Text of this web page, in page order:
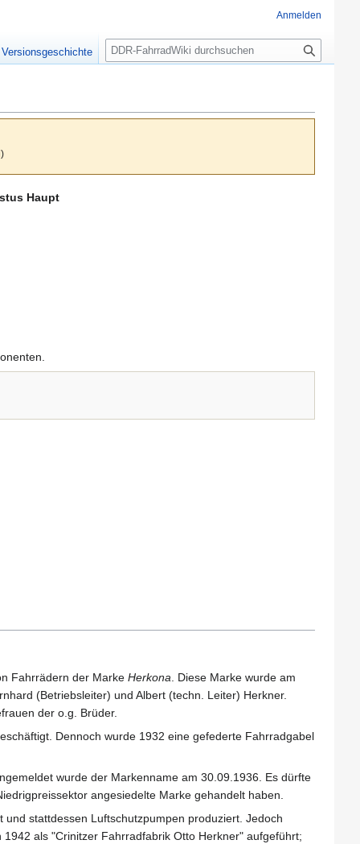
Haupt
Fahrrädern der Marke Herkona . Diese Marke wurde am
(Betriebsleiter) und Albert (techn. Leiter) Herkner.
der o.g. Brüder.
Dennoch wurde 1932 eine gefederte Fahrradgabel
wurde der Markenname am 30.09.1936. Es dürfte
angesiedelte Marke gehandelt haben.
stattdessen Luftschutzpumpen produziert. Jedoch
als "Crinitzer Fahrradfabrik Otto Herkner" aufgeführt;
Anmelden
Versionsgeschichte
S
u
e